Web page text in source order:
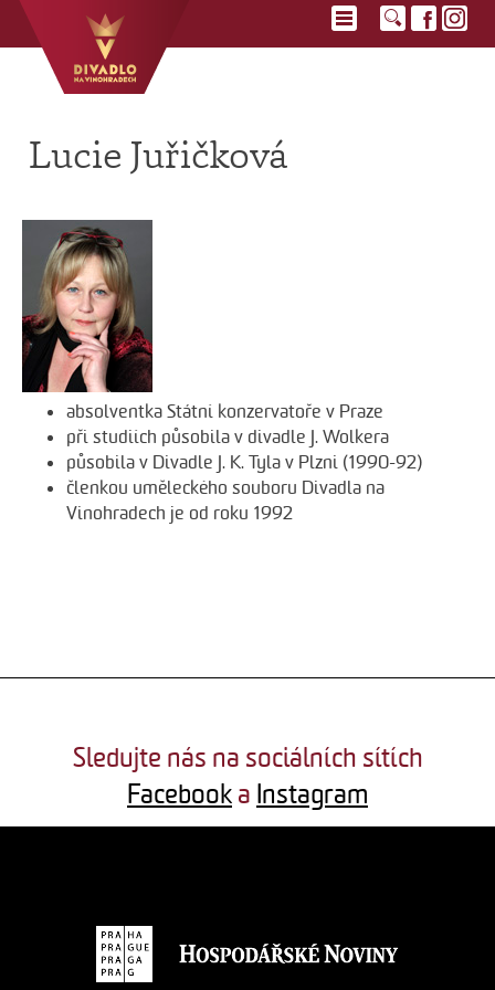
Lucie Juřičková
absolventka Státní konzervatoře v Praze
při studiích působila v divadle J. Wolkera
působila v Divadle J. K. Tyla v Plzni (1990-92)
členkou uměleckého souboru Divadla na
Vinohradech je od roku 1992
Sledujte nás na sociálních sítích
Facebook a Instagram